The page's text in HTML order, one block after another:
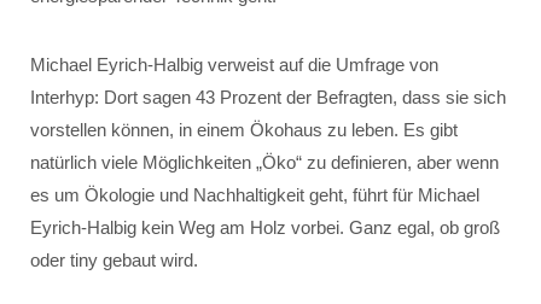
Michael Eyrich-Halbig verweist auf die Umfrage von
Interhyp: Dort sagen 43 Prozent der Befragten, dass sie sich
vorstellen können, in einem Ökohaus zu leben. Es gibt
natürlich viele Möglichkeiten „Öko“ zu definieren, aber wenn
es um Ökologie und Nachhaltigkeit geht, führt für Michael
Eyrich-Halbig kein Weg am Holz vorbei. Ganz egal, ob groß
oder tiny gebaut wird.